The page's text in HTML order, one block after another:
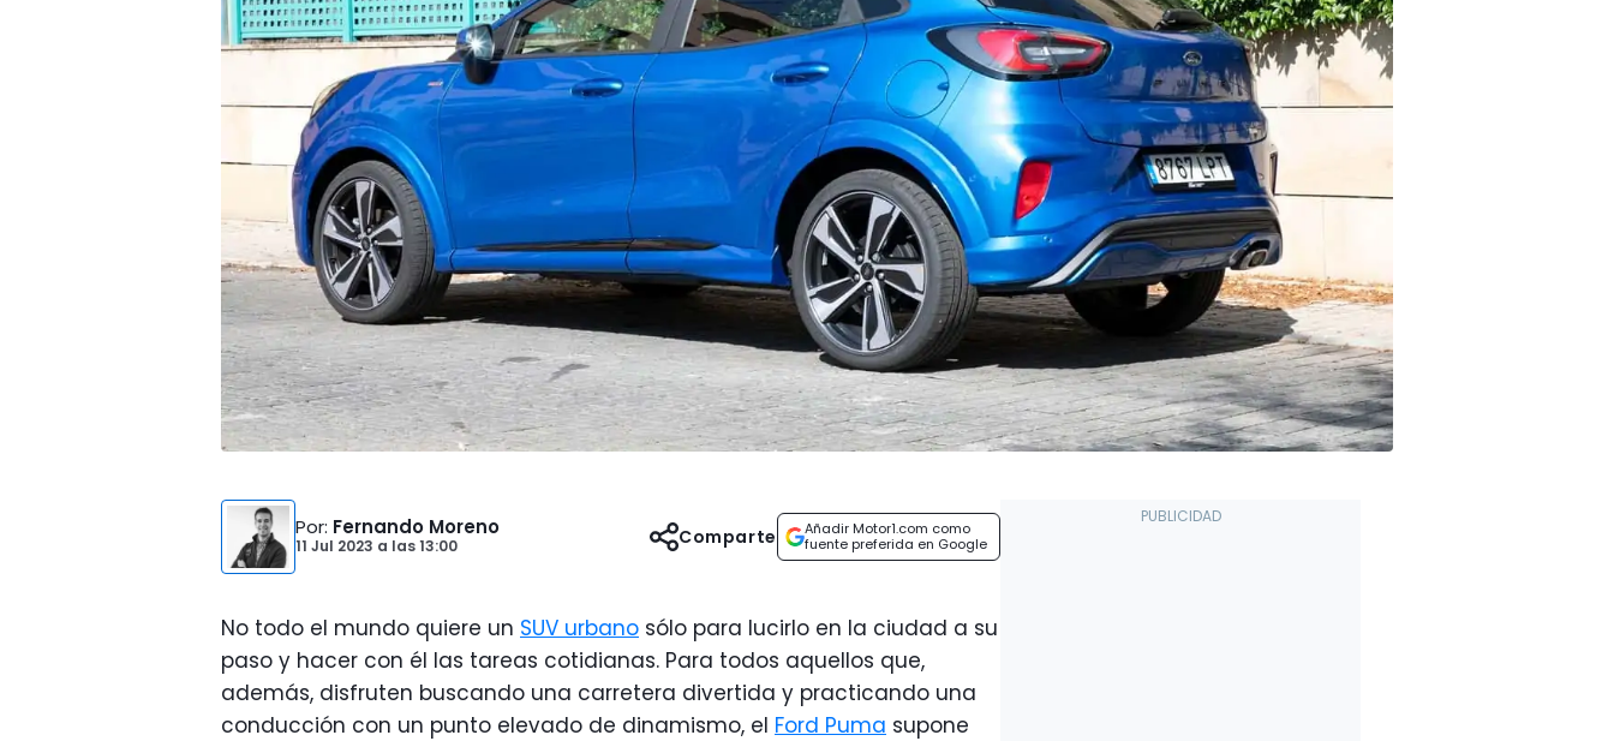
Por: Fernando Moreno
11 Jul 2023 a las13:00
Añadir Motor1.com como
fuente preferida en Google
Comparte
No todo el mundo quiere un SUV urbano sólo para lucirlo en la ciudad a su
paso y hacer con él las tareas cotidianas. Para todos aquellos que,
además, disfruten buscando una carretera divertida y practicando una
conducción con un punto elevado de dinamismo, el Ford Puma supone